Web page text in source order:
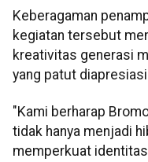
Keberagaman
kegiatan tersebut
kreativitas generasi
yang patut
"Kami berharap
tidak hanya menjadi
memperkuat